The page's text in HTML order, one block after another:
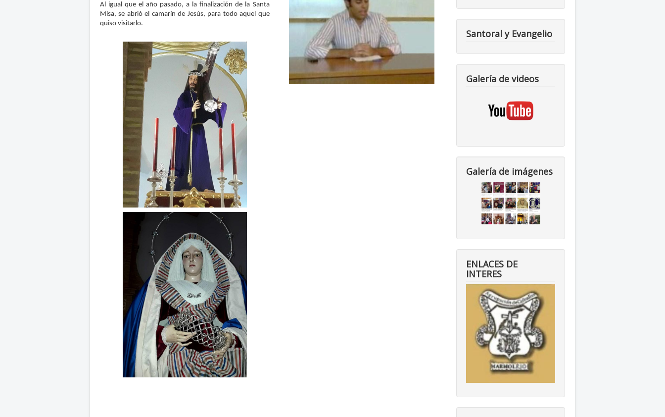
Al igual que el año pasado, a la finalización de la Santa
Misa, se abrió el camarín de Jesús, para todo aquel que
quiso visitarlo.
Santoral y Evangelio
Galería de videos
Galería de imágenes
ENLACES DE
INTERES